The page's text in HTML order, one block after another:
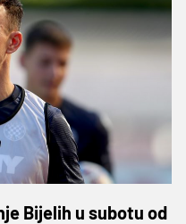
Bijelih u subotu od